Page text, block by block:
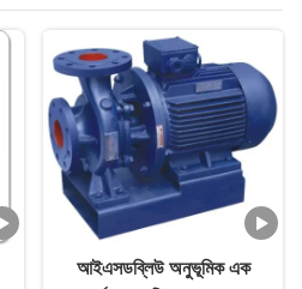
আইএসডব্লিউ অনুভূমিক এক